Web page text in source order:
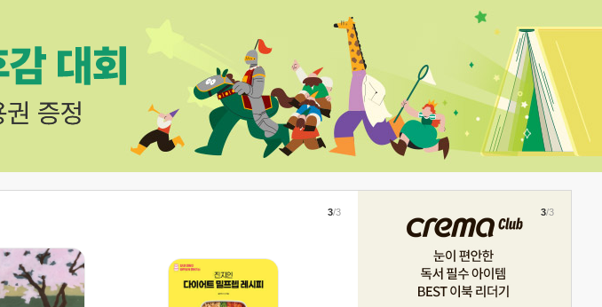
3/3 3/3